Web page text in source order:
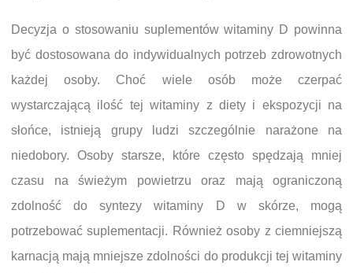
Decyzja o stosowaniu suplementów witaminy D powinna
być dostosowana do indywidualnych potrzeb zdrowotnych
każdej osoby. Choć wiele osób może czerpać
wystarczającą ilość tej witaminy z diety i ekspozycji na
słońce, istnieją grupy ludzi szczególnie narażone na
niedobory. Osoby starsze, które często spędzają mniej
czasu na świeżym powietrzu oraz mają ograniczoną
zdolność do syntezy witaminy D w skórze, mogą
potrzebować suplementacji. Również osoby z ciemniejszą
karnacją mają mniejsze zdolności do produkcji tej witaminy